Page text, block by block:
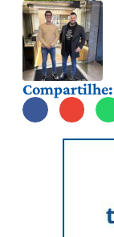
Compartilhe: